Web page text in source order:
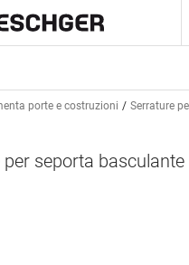
porte e costruzioni Serrature
per seporta